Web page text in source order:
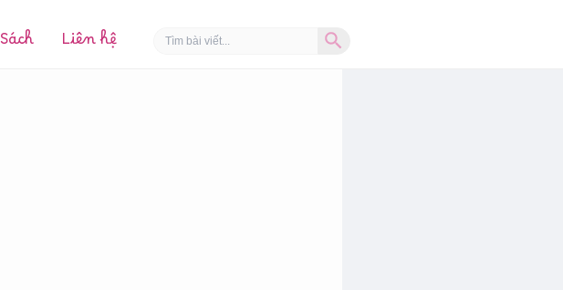
Sách Liên hệ Search
for: